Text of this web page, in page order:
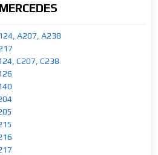
A207, A238
C207, C238